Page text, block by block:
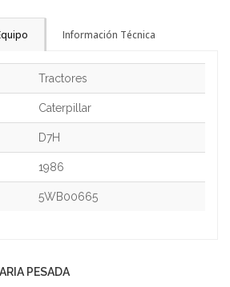
Información Técnica
Tractores
Caterpillar
D7H
1986
5WB00665
PESADA